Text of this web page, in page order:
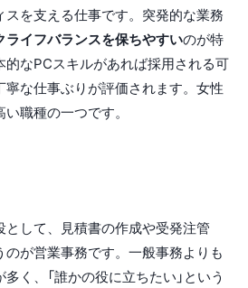
スを支える仕事です。突発的な業務
ライフバランスを保ちやすいのが特
的なPCスキルがあれば採用される可
な仕事ぶりが評価されます。女性
職種の一つです。
して、見積書の作成や受発注管
が営業事務です。一般事務よりも
く、「誰かの役に立ちたい」という